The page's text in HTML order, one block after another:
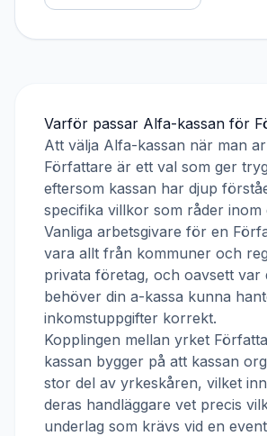
Varför passar Alfa-kassan för
Att välja Alfa-kassan när man
Författare är ett val som ger
eftersom kassan har djup
specifika villkor som råder inom
Vanliga arbetsgivare för en
vara allt från kommuner och
privata företag, och oavsett var
behöver din a-kassa kunna
inkomstuppgifter korrekt.
Kopplingen mellan yrket
kassan bygger på att kassan
stor del av yrkeskåren, vilket
deras handläggare vet precis
underlag som krävs vid en